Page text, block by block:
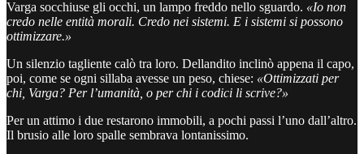
Varga socchiuse gli occhi, un lampo freddo nello sguardo. «Io non
credo nelle entità morali. Credo nei sistemi. E i sistemi si possono
ottimizzare.»
Un silenzio tagliente calò tra loro. Dellandito inclinò appena il capo,
poi, come se ogni sillaba avesse un peso, chiese: «Ottimizzati per
chi, Varga? Per l’umanità, o per chi i codici li scrive?»
Per un attimo i due restarono immobili, a pochi passi l’uno dall’altro.
Il brusio alle loro spalle sembrava lontanissimo.